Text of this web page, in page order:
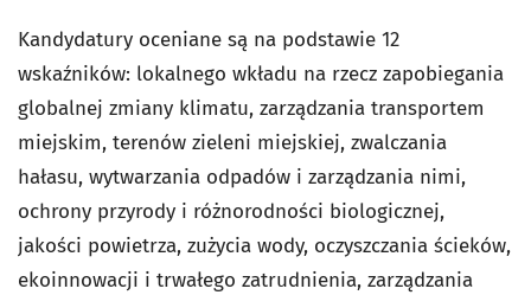
Kandydatury oceniane są na podstawie 12
wskaźników: lokalnego wkładu na rzecz zapobiegania
globalnej zmiany klimatu, zarządzania transportem
miejskim, terenów zieleni miejskiej, zwalczania
hałasu, wytwarzania odpadów i zarządzania nimi,
ochrony przyrody i różnorodności biologicznej,
jakości powietrza, zużycia wody, oczyszczania ścieków,
ekoinnowacji i trwałego zatrudnienia, zarządzania